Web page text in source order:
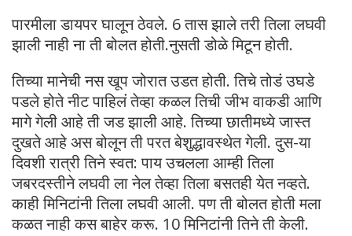
पारमीला डायपर घालून ठेवले. 6 तास झाले तरी तिला लघवी
झाली नाही ना ती बोलत होती.नुसती डोळे मिटून होती.
तिच्या मानेची नस खूप जोरात उडत होती. तिचे तोडं उघडे
पडले होते नीट पाहिलं तेव्हा कळल तिची जीभ वाकडी आणि
मागे गेली आहे ती जड झाली आहे. तिच्या छातीमध्ये जास्त
दुखते आहे अस बोलून ती परत बेशुद्धावस्थेत गेली. दुस-या
दिवशी रात्री तिने स्वत: पाय उचलला आम्ही तिला
जबरदस्तीने लघवी ला नेल तेव्हा तिला बसतही येत नव्हते.
काही मिनिटांनी तिला लघवी आली. पण ती बोलत होती मला
कळत नाही कस बाहेर करू. 10 मिनिटांनी तिने ती केली.